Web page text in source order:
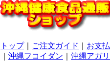
トップ｜ ご注文ガイド お支
沖縄フコイダン 沖縄アガ